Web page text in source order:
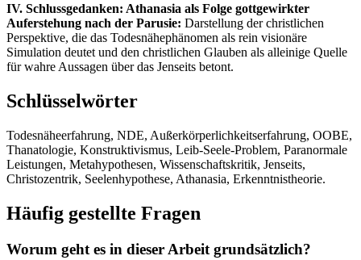
IV. Schlussgedanken: Athanasia als Folge gottgewirkter
Auferstehung nach der Parusie: Darstellung der christlichen
Perspektive, die das Todesnähephänomen als rein visionäre
Simulation deutet und den christlichen Glauben als alleinige Quelle
für wahre Aussagen über das Jenseits betont.
Schlüsselwörter
Todesnäheerfahrung, NDE, Außerkörperlichkeitserfahrung, OOBE,
Thanatologie, Konstruktivismus, Leib-Seele-Problem, Paranormale
Leistungen, Metahypothesen, Wissenschaftskritik, Jenseits,
Christozentrik, Seelenhypothese, Athanasia, Erkenntnistheorie.
Häufig gestellte Fragen
Worum geht es in dieser Arbeit grundsätzlich?